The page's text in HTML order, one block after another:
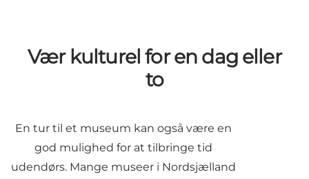
Vær kulturel for en dag eller
to
En tur til et museum kan også være en
god mulighed for at tilbringe tid
udendørs. Mange museer i Nordsjælland